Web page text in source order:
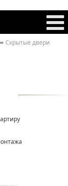
Скрытые двери